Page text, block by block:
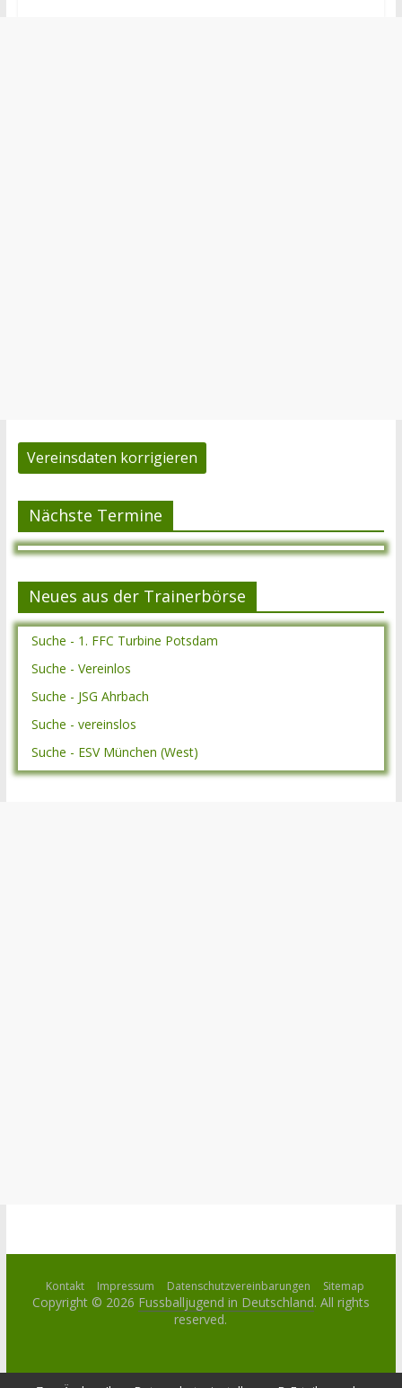
Vereinsdaten korrigieren
Nächste Termine
Neues aus der Trainerbörse
Suche - 1. FFC Turbine Potsdam
Suche - Vereinlos
Suche - JSG Ahrbach
Suche - vereinslos
Suche - ESV München (West)
Kontakt Impressum Datenschutzvereinbarungen Sitemap
Copyright © 2026 Fussballjugend in Deutschland. All rights
reserved.